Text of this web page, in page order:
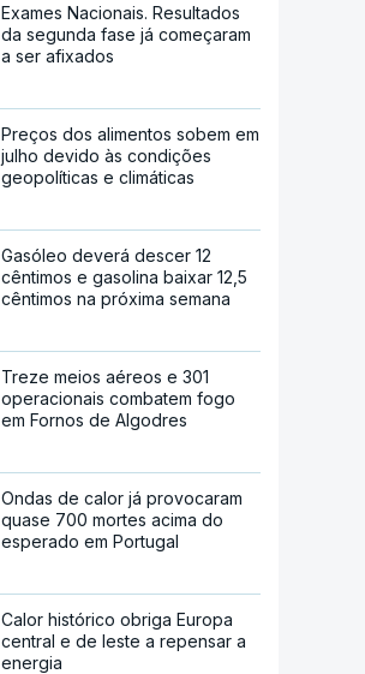
Exames Nacionais. Resultados
da segunda fase já começaram
a ser afixados
Preços dos alimentos sobem em
julho devido às condições
geopolíticas e climáticas
Gasóleo deverá descer 12
cêntimos e gasolina baixar 12,5
cêntimos na próxima semana
Treze meios aéreos e 301
operacionais combatem fogo
em Fornos de Algodres
Ondas de calor já provocaram
quase 700 mortes acima do
esperado em Portugal
Calor histórico obriga Europa
central e de leste a repensar a
energia